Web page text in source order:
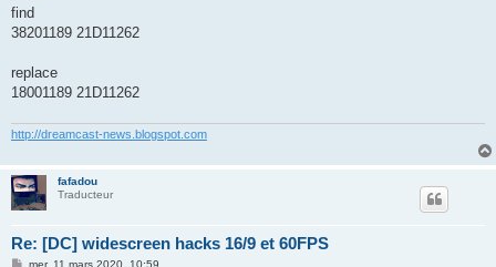
find
38201189 21D11262
replace
18001189 21D11262
http://dreamcast-news.blogspot.com
fafadou
Traducteur
Re: [DC] widescreen hacks 16/9 et 60FPS
Mmer. 11 mars 2020, 10:59